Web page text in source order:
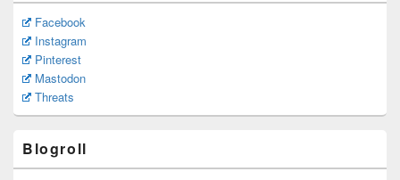
Facebook
Instagram
Pinterest
Mastodon
Threats
Blogroll